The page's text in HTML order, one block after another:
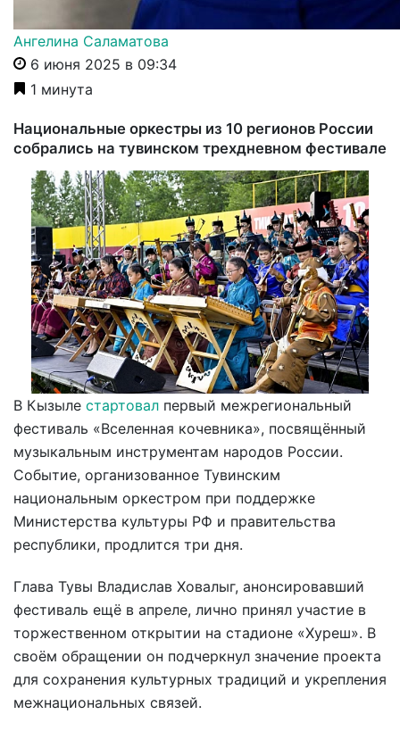
Ангелина Саламатова
6 июня 2025 в 09:34
1 минута
Национальные оркестры из 10 регионов России
собрались на тувинском трехдневном фестивале
В Кызыле стартовал первый межрегиональный
фестиваль «Вселенная кочевника», посвящённый
музыкальным инструментам народов России.
Событие, организованное Тувинским
национальным оркестром при поддержке
Министерства культуры РФ и правительства
республики, продлится три дня.
Глава Тувы Владислав Ховалыг, анонсировавший
фестиваль ещё в апреле, лично принял участие в
торжественном открытии на стадионе «Хуреш». В
своём обращении он подчеркнул значение проекта
для сохранения культурных традиций и укрепления
межнациональных связей.